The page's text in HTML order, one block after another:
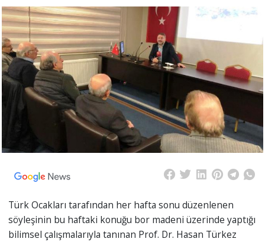
Türk Ocakları tarafından her hafta sonu düzenlenen
söyleşinin bu haftaki konuğu bor madeni üzerinde yaptığı
bilimsel çalışmalarıyla tanınan Prof. Dr. Hasan Türkez